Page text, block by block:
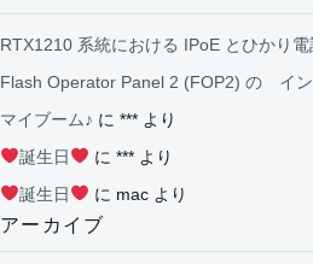
RTX1210 系統における IPoE とひかり電
Flash Operator Panel 2 (FOP2) の イ
マイブーム♪ に *** より
誕生日
に ***より
誕生日
に macより
アーカイブ